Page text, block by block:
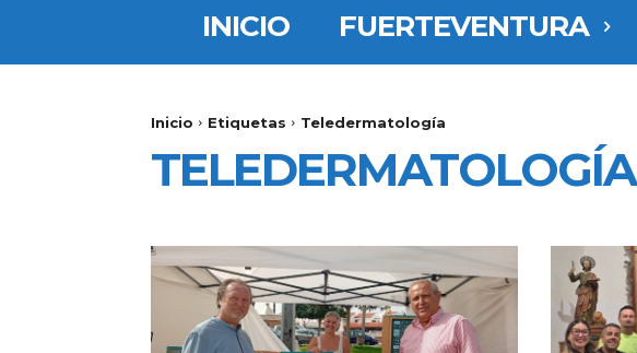
INICIO FUERTEVENTURA
Inicio Etiquetas Teledermatología
TELEDERMATOLOGÍA